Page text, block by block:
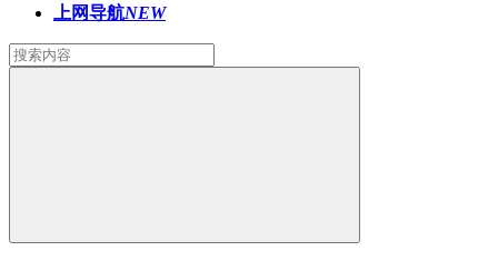
上网导航NEW